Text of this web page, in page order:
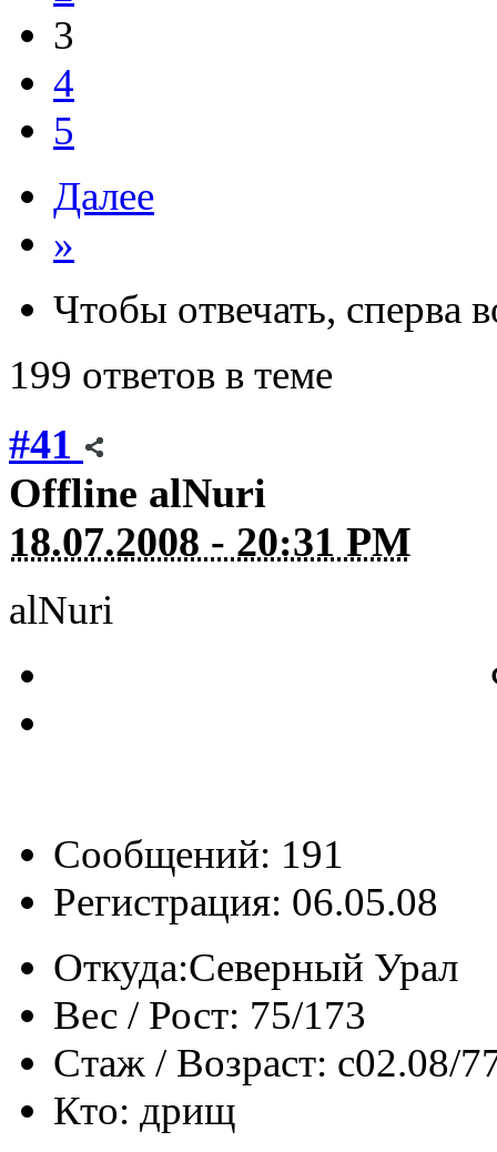
3
4
5
Далее
»
Чтобы отвечать, сперва
199 ответов в теме
#41
Offline alNuri
18.07.2008 - 20:31 PM
alNuri
Сообщений: 191
Регистрация: 06.05.08
Откуда:Северный Урал
Вес / Рост: 75/173
Стаж / Возраст: с02.08/
Кто: дрищ